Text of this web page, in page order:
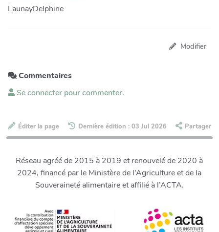
LaunayDelphine
Modifier
Commentaires
Se connecter pour commenter.
Éditer la page Dernière édition : 03 Jul 2026 Partager
Réseau agréé de 2015 à 2019 et renouvelé de 2020 à
2024, financé par le Ministère de l’Agriculture et de la
Souveraineté alimentaire et affilié à l’ACTA.